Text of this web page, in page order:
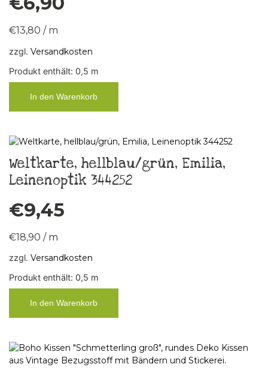
€13,80 / m
zzgl. Versandkosten
Produkt enthält: 0,5 m
In den Warenkorb
Weltkarte, hellblau/grün, Emilia,
Leinenoptik 344252
€9,45
€18,90 / m
zzgl. Versandkosten
Produkt enthält: 0,5 m
In den Warenkorb